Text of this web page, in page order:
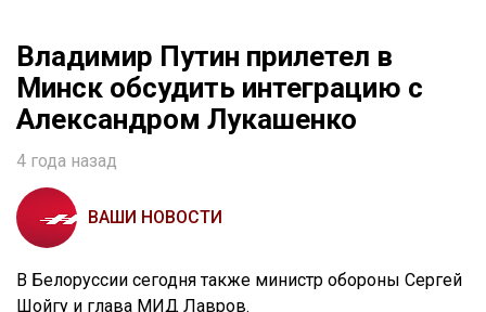
Владимир Путин прилетел в
Минск обсудить интеграцию с
Александром Лукашенко
4 года назад
ВАШИ НОВОСТИ
В Белоруссии сегодня также министр обороны Сергей
Шойгу и глава МИД Лавров.